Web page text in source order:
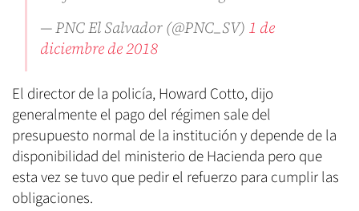
— PNC El Salvador (@PNC_SV) 1 de
diciembre de 2018
El director de la policía, Howard Cotto, dijo
generalmente el pago del régimen sale del
presupuesto normal de la institución y depende de la
disponibilidad del ministerio de Hacienda pero que
esta vez se tuvo que pedir el refuerzo para cumplir las
obligaciones.